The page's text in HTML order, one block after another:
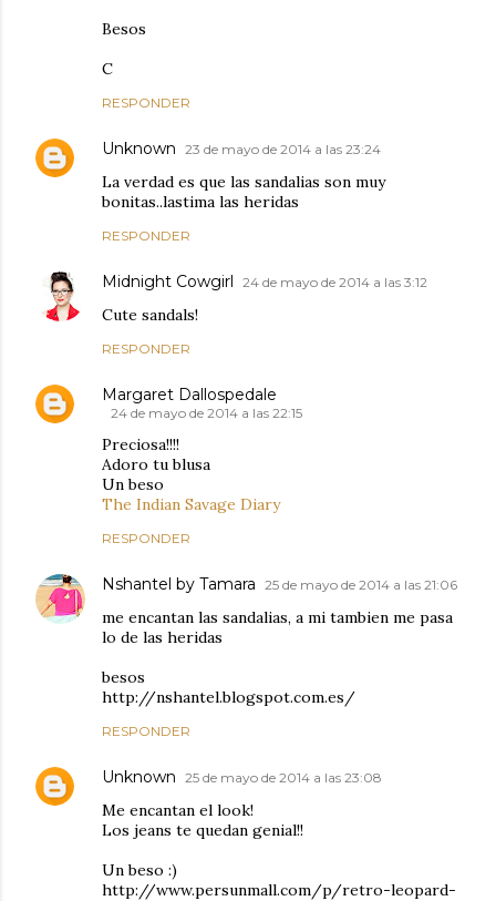
Besos
C
RESPONDER
Unknown 23 de mayo de 2014 a las 23:24
La verdad es que las sandalias son muy
bonitas..lastima las heridas
RESPONDER
Midnight Cowgirl 24 de mayo de 2014 a las 3:12
Cute sandals!
RESPONDER
Margaret Dallospedale
24 de mayo de 2014 a las 22:15
Preciosa!!!!
Adoro tu blusa
Un beso
The Indian Savage Diary
RESPONDER
Nshantel by Tamara 25 de mayo de 2014 a las 21:06
me encantan las sandalias, a mi tambien me pasa
lo de las heridas
besos
http://nshantel.blogspot.com.es/
RESPONDER
Unknown 25 de mayo de 2014 a las 23:08
Me encantan el look!
Los jeans te quedan genial!!
Un beso :)
http://www.persunmall.com/p/retro-leopard-